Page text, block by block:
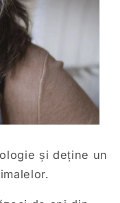
și deține un